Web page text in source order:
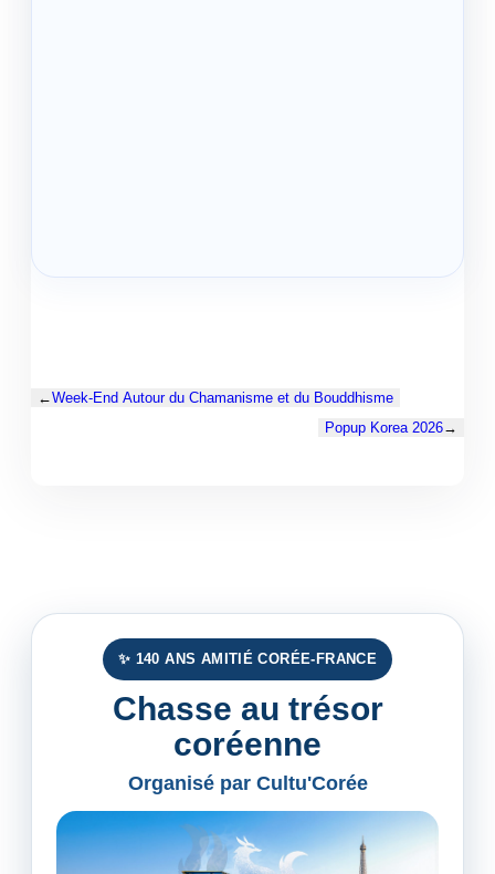
←Week-End Autour du Chamanisme et du Bouddhisme
Popup Korea 2026→
✨ 140 ANS AMITIÉ CORÉE-FRANCE
Chasse au trésor
coréenne
Organisé par Cultu'Corée